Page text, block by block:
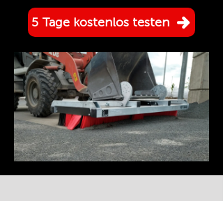
5 Tage kostenlos testen